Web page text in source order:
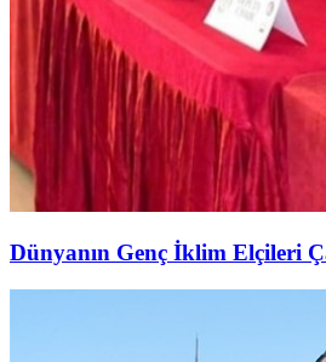
Dünyanın Genç İklim Elçileri